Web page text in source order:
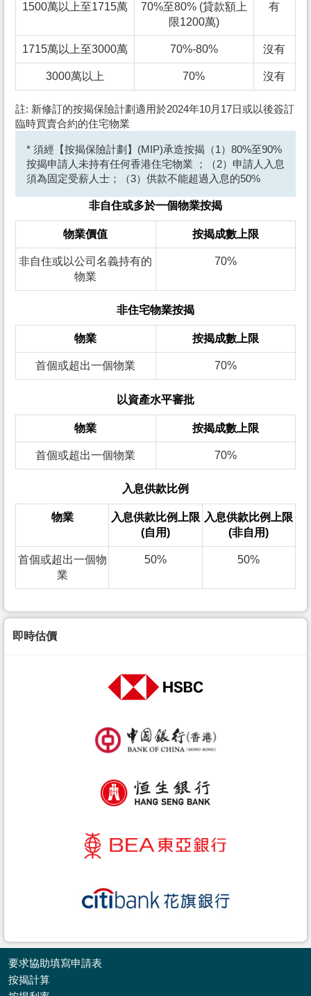
1500萬以上至1715萬
70%至80% (貸款額上
限1200萬)
有
1715萬以上至3000萬 70%-80% 沒有
3000萬以上 70% 沒有
註: 新修訂的按揭保險計劃適用於2024年10月17日或以後簽訂
臨時買賣合約的住宅物業
* 須經【按揭保險計劃】(MIP)承造按揭（1）80%至90%
按揭申請人未持有任何香港住宅物業 ；（2）申請人入息
須為固定受薪人士；（3）供款不能超過入息的50%
非自住或多於一個物業按揭
物業價值 按揭成數上限
非自住或以公司名義持有的
物業
70%
非住宅物業按揭
物業 按揭成數上限
首個或超出一個物業 70%
以資產水平審批
物業 按揭成數上限
首個或超出一個物業 70%
入息供款比例
物業
入息供款比例上限
(自用)
入息供款比例上限
(非自用)
首個或超出一個物
業
50% 50%
即時估價
要求協助填寫申請表
按揭計算